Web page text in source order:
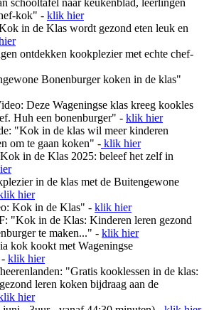
schooltafel naar keukenblad, leerlingen
kok" - klik hier
in de Klas wordt gezond eten leuk en
ontdekken kookplezier met echte chef-
Bonenburger koken in de klas"
Deze Wageningse klas kreeg kookles
Huh een bonenburger" - klik hier
"Kok in de klas wil meer kinderen
om te gaan koken" - klik hier
in de Klas 2025: beleef het zelf in
in de klas met de Buitengewone
hier
Kok in de Klas" - klik hier
"Kok in de Klas: Kinderen leren gezond
te maken..." - klik hier
kok kookt met Wageningse
klik hier
"Gratis kooklessen in de klas:
leren koken bijdraag aan de
hier